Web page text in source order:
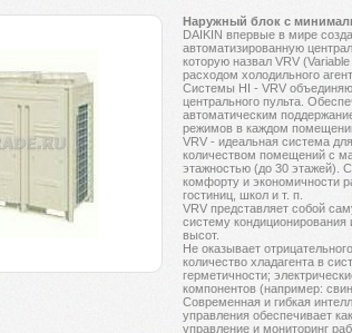
Наружный блок с
DAIKIN впервые в мире
автоматизированную
которую назвал VRV
расходом холодильного
Cистемы HI - VRV
центрального пульта.
автоматическим
режимов в каждом
VRV - идеальная система
количеством помещений с
этажностью (до 30 этажей).
комфорту и экономичности
гостиниц, школ и т. п.
VRV представляет собой
систему
высот.
Не оказывает
количество хладагента в
герметичности;
компонентов (например:
Современная и гибкая
управления обеспечивает
управление и мониторинг